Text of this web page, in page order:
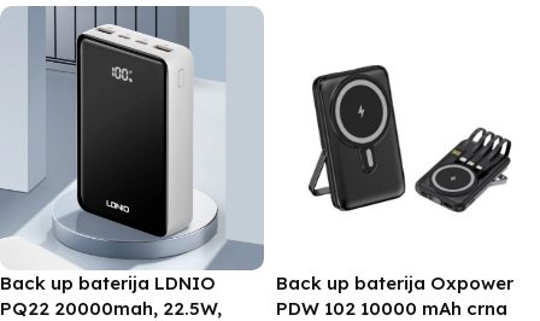
Back up baterija LDNIO
PQ22 20000mah, 22.5W,
Back up baterija Oxpower
PDW 102 10000 mAh crna